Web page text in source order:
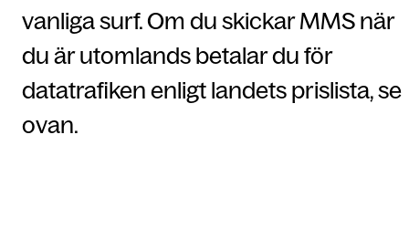
vanliga surf. Om du skickar MMS när
du är utomlands betalar du för
datatrafiken enligt landets prislista, se
ovan.